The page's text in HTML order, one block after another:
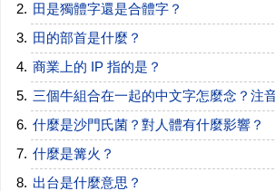
田是獨體字還是合體字？
田的部首是什麼？
商業上的 IP 指的是？
三個牛組合在一起的中文字怎麼念？注
什麼是沙門氏菌？對人體有什麼影響？
什麼是篝火？
出台是什麼意思？